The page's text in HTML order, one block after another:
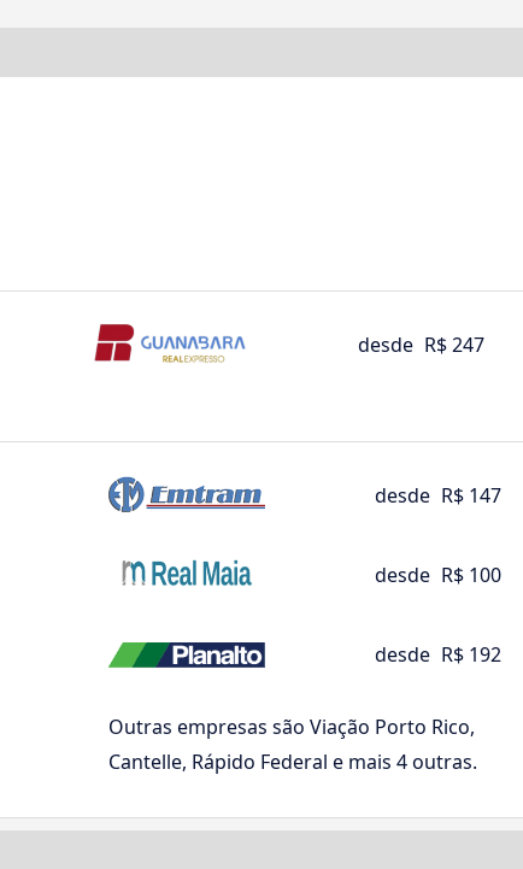
desde R$ 247
desde R$ 147
desde R$ 100
desde R$ 192
Outras empresas são Viação Porto Rico,
Cantelle, Rápido Federal e mais 4 outras.